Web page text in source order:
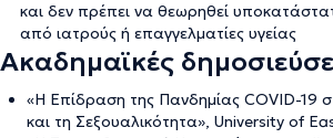
και δεν πρέπει να θεωρηθεί
από ιατρούς ή επαγγελματίες υγείας
Ακαδημαϊκές
«Η Επίδραση της Πανδημίας COVID-19
και τη Σεξουαλικότητα», University of